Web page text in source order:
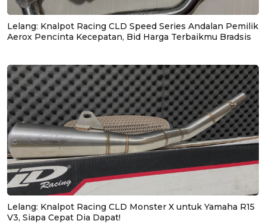
Lelang: Knalpot Racing CLD Speed Series Andalan Pemilik
Aerox Pencinta Kecepatan, Bid Harga Terbaikmu Bradsis
Lelang: Knalpot Racing CLD Monster X untuk Yamaha R15
V3, Siapa Cepat Dia Dapat!